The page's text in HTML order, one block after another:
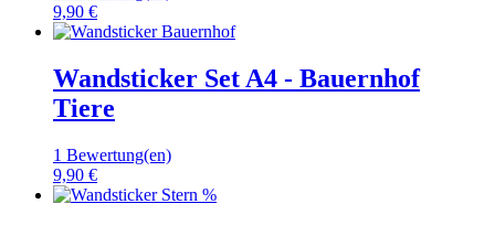
9,90 €
Wandsticker Set A4 - Bauernhof
Tiere
1 Bewertung(en)
9,90 €
%